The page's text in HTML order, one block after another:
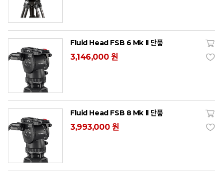
Fluid Head FSB 6 Mk ll 단품
3,146,000 원
Fluid Head FSB 8 Mk ll 단품
3,993,000 원